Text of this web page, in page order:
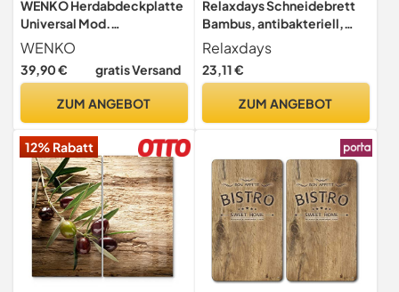
WENKO Herdabdeckplatte
Universal Mod.
Sommerwiese,
höhenverstellbar für alle
Herdarten, Schneidebrett
52 cm, 2-teilig
WENKO
39,90 € gratis Versand
ZUM ANGEBOT
Relaxdays Schneidebrett
Bambus, antibakteriell,
Saftrille, Küchenbrett oder
Herdabdeckung, HBT: 2 x
56,5 x 50 cm, natur
Relaxdays
23,11 €
ZUM ANGEBOT
12% Rabatt